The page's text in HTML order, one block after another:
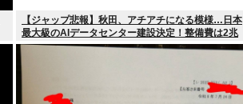
【ジャップ悲報】秋田、アチアチになる模様…日本
最大級のAIデータセンター建設決定！整備費は2兆
円！